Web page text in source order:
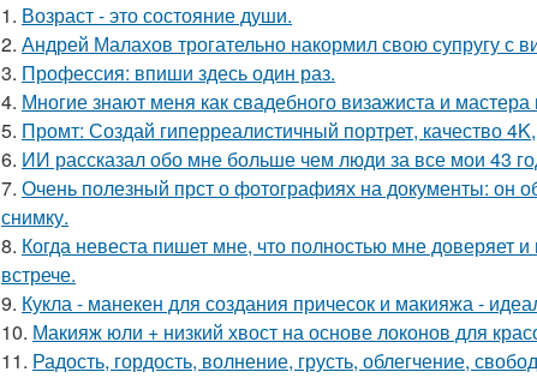
1. Возраст - это состояние души.
2. Андрей Малахов трогательно накормил свою супругу с
3. Профессия: впиши здесь один раз.
4. Многие знают меня как свадебного визажиста и мастера
5. Промт: Создай гиперреалистичный портрет, качество
6. ИИ рассказал обо мне больше чем люди за все мои 43
7. Очень полезный прст о фотографиях на документы: он
снимку.
8. Когда невеста пишет мне, что полностью мне доверяет
встрече.
9. Кукла - манекен для создания причесок и макияжа -
10. Макияж юли + низкий хвост на основе локонов для
11. Радость, гордость, волнение, грусть, облегчение,